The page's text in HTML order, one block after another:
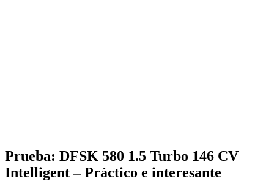
Prueba: DFSK 580 1.5 Turbo 146 CV
Intelligent – Práctico e interesante